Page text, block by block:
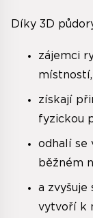
Díky 3D
zájemci
místností,
získají
fyzickou
odhalí se
běžném
a zvyšuje
vytvoří k